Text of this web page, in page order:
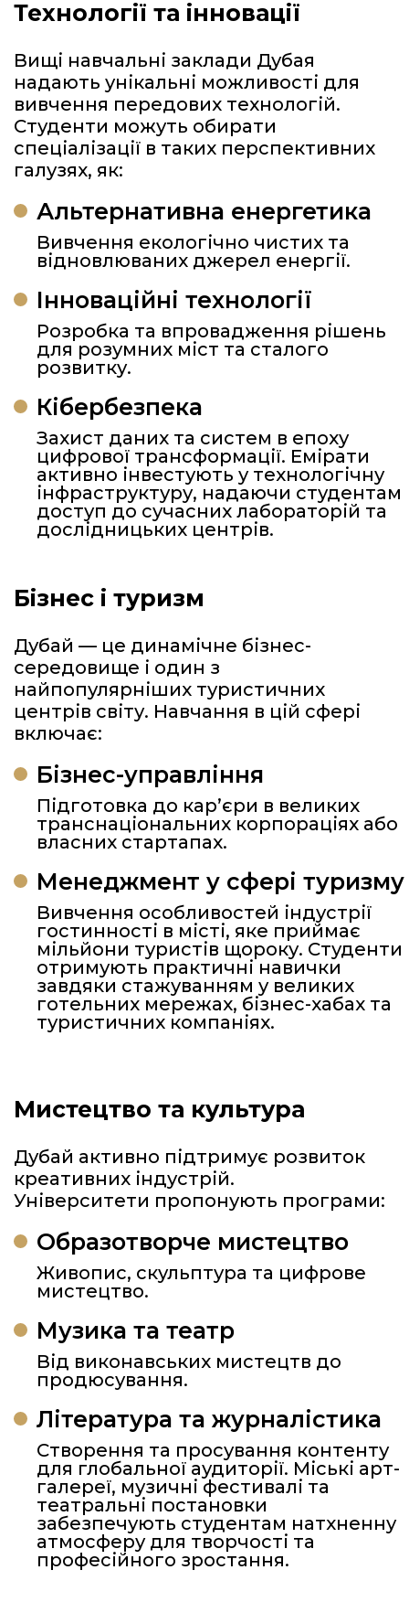
Технології та інновації
Вищі навчальні заклади Дубая
надають унікальні можливості для
вивчення передових технологій.
Студенти можуть обирати
спеціалізації в таких перспективних
галузях, як:
Альтернативна енергетика
Вивчення екологічно чистих та
відновлюваних джерел енергії.
Інноваційні технології
Розробка та впровадження рішень
для розумних міст та сталого
розвитку.
Кібербезпека
Захист даних та систем в епоху
цифрової трансформації. Емірати
активно інвестують у технологічну
інфраструктуру, надаючи студентам
доступ до сучасних лабораторій та
дослідницьких центрів.
Бізнес і туризм
Дубай — це динамічне бізнес-
середовище і один з
найпопулярніших туристичних
центрів світу. Навчання в цій сфері
включає:
Бізнес-управління
Підготовка до кар’єри в великих
транснаціональних корпораціях або
власних стартапах.
Менеджмент у сфері туризму
Вивчення особливостей індустрії
гостинності в місті, яке приймає
мільйони туристів щороку. Студенти
отримують практичні навички
завдяки стажуванням у великих
готельних мережах, бізнес-хабах та
туристичних компаніях.
Мистецтво та культура
Дубай активно підтримує розвиток
креативних індустрій.
Університети пропонують програми:
Образотворче мистецтво
Живопис, скульптура та цифрове
мистецтво.
Музика та театр
Від виконавських мистецтв до
продюсування.
Література та журналістика
Створення та просування контенту
для глобальної аудиторії. Міські арт-
галереї, музичні фестивалі та
театральні постановки
забезпечують студентам натхненну
атмосферу для творчості та
професійного зростання.